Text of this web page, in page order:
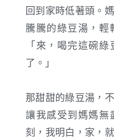
回到家時低著頭。
騰騰的綠豆湯，輕
「來，喝完這碗
了。」
那甜甜的綠豆湯，
讓我感受到媽媽無
刻，我明白，家，